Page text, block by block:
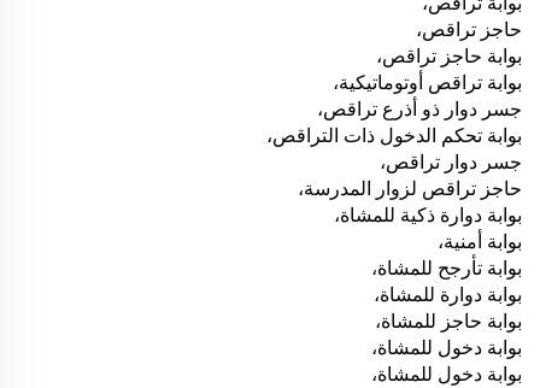
حاجز تراقص،
بوابة حاجز تراقص،
بوابة تراقص أوتوماتيكية،
جسر دوار ذو أذرع تراقص،
بوابة تحكم الدخول ذات التراقص،
جسر دوار تراقص،
حاجز تراقص لزوار المدرسة،
بوابة دوارة ذكية للمشاة،
بوابة أمنية،
بوابة تأرجح للمشاة،
بوابة دوارة للمشاة،
بوابة حاجز للمشاة،
بوابة دخول للمشاة،
بوابة دخول للمشاة،